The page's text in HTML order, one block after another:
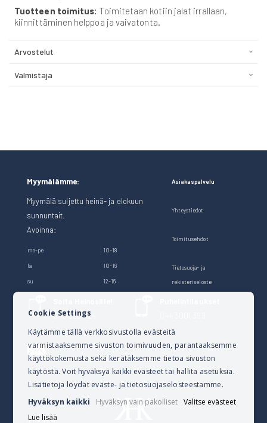
Tuotteen toimitus: Toimitetaan kotiin jalat irrallaan,
kiinnittäminen helppoa ja vaivatonta.
Arvostelut
Valmistaja
Myymälämme:
Myymälä suljettu heinä- ja elokuun
sunnuntait.
Avoinna:
ma-pe 10-18
la 10-16
su 12-16
Asiakaspalvelu
Yhteystiedot
Toimitusehdot
Tietosuoja- ja
rekisteriseloste
040 528 1124
Lähetä sähköpostia
verkkokauppa@kalusteheinoset.fi
Cookie Settings
Käytämme tällä verkkosivustolla evästeitä
varmistaaksemme sivuston toimivuuden, parantaaksemme
käyttökokemusta sekä kerätäksemme tietoa sivuston
käytöstä. Voit hyväksyä kaikki evästeet tai hallita asetuksia.
Lisätietoja löydät eväste- ja tietosuojaselosteestamme.
Hyväksyn kaikki
Hyväksyn vain pakolliset
Valitse evästeet
Lue lisää